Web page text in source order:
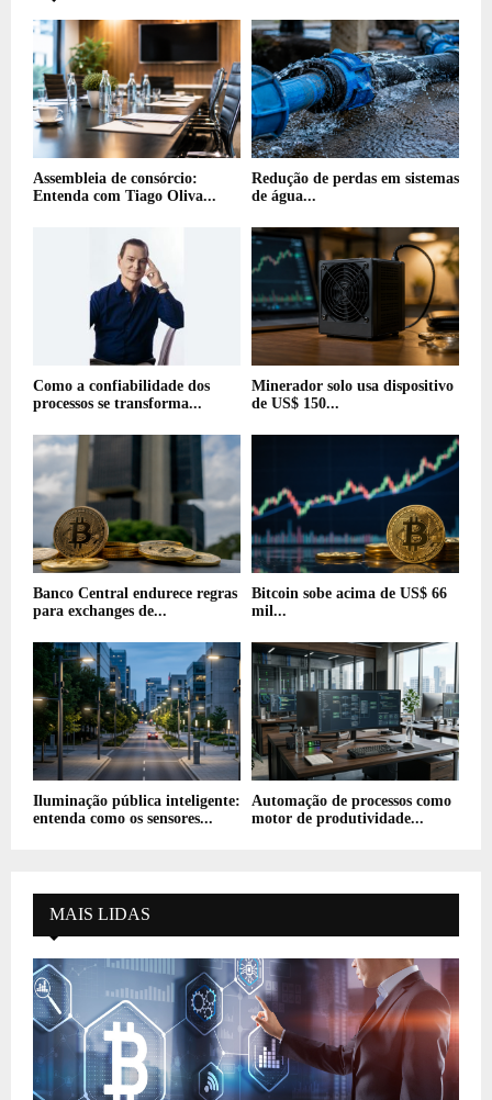
Assembleia de consórcio:
Entenda com Tiago Oliva...
Redução de perdas em sistemas
de água...
Como a confiabilidade dos
processos se transforma...
Minerador solo usa dispositivo
de US$ 150...
Banco Central endurece regras
para exchanges de...
Bitcoin sobe acima de US$ 66
mil...
Iluminação pública inteligente:
entenda como os sensores...
Automação de processos como
motor de produtividade...
MAIS LIDAS